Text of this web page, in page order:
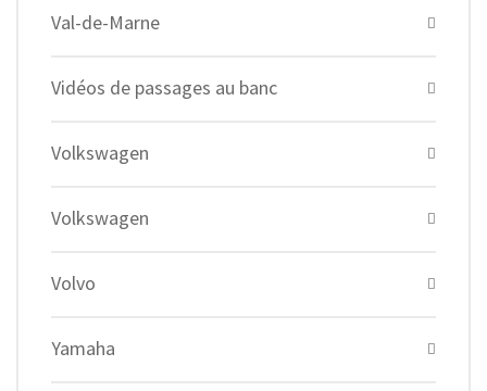
Val-de-Marne
Vidéos de passages au banc
Volkswagen
Volkswagen
Volvo
Yamaha